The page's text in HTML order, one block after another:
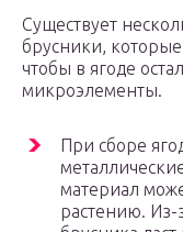
Существует
брусники,
чтобы в ягоде
микроэлементы.
При сборе
материал
растению. Из-